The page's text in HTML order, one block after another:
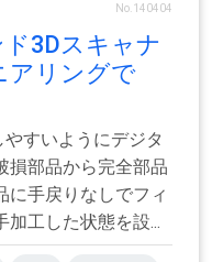
No.140404
ド3Dスキャナ
アリングで
すいようにデジタ
損部品から完全部品
に手戻りなしでフィ
加工した状態を設...